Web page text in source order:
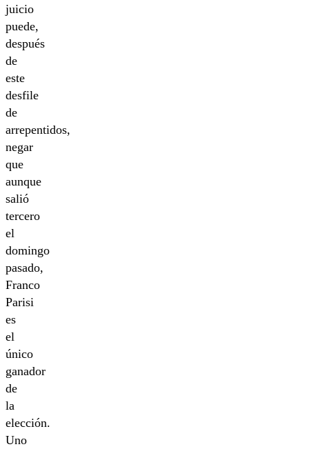
juicio
puede,
después
de
este
desfile
de
arrepentidos,
negar
que
aunque
salió
tercero
el
domingo
pasado,
Franco
Parisi
es
el
único
ganador
de
la
elección.
Uno